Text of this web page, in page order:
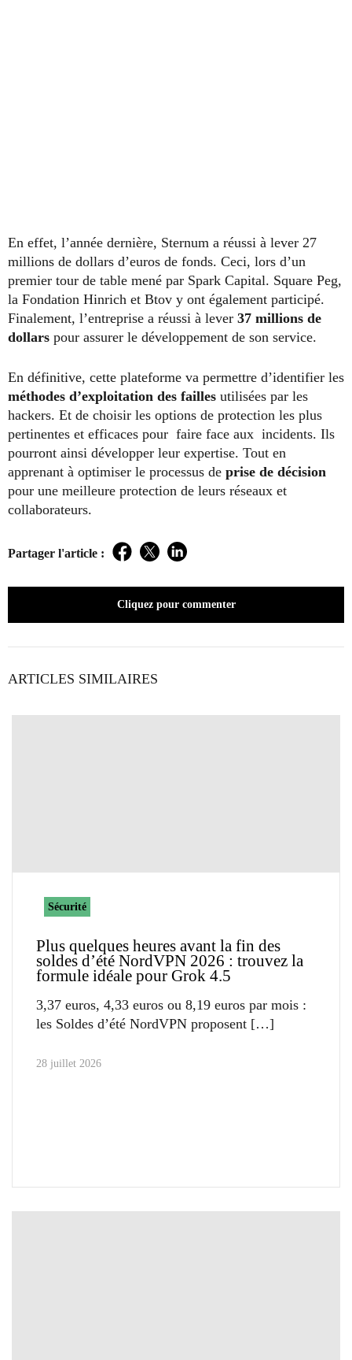
En effet, l’année dernière, Sternum a réussi à lever 27
millions de dollars d’euros de fonds. Ceci, lors d’un
premier tour de table mené par Spark Capital. Square Peg,
la Fondation Hinrich et Btov y ont également participé.
Finalement, l’entreprise a réussi à lever 37 millions de
dollars pour assurer le développement de son service.
En définitive, cette plateforme va permettre d’identifier les
méthodes d’exploitation des failles utilisées par les
hackers. Et de choisir les options de protection les plus
pertinentes et efficaces pour faire face aux incidents. Ils
pourront ainsi développer leur expertise. Tout en
apprenant à optimiser le processus de prise de décision
pour une meilleure protection de leurs réseaux et
collaborateurs.
Partager l'article : Facebook
TwitterLinkedIn
Cliquez pour commenter
ARTICLES SIMILAIRES
Sécurité
Plus quelques heures avant la fin des
soldes d’été NordVPN 2026 : trouvez la
formule idéale pour Grok 4.5
3,37 euros, 4,33 euros ou 8,19 euros par mois :
les Soldes d’été NordVPN proposent
28 juillet 2026